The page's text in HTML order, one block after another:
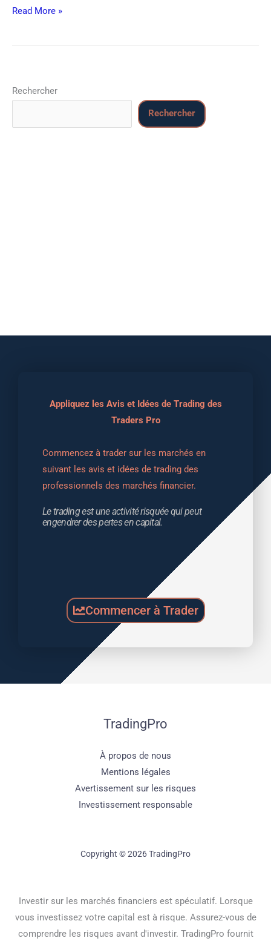
Read More »
Rechercher
Rechercher
Appliquez les Avis et Idées de Trading des
Traders Pro
Commencez à trader sur les marchés en
suivant les avis et idées de trading des
professionnels des marchés financier.
Le trading est une activité risquée qui peut
engendrer des pertes en capital.
Commencer à Trader
TradingPro
À propos de nous
Mentions légales
Avertissement sur les risques
Investissement responsable
Copyright © 2026 TradingPro
Investir sur les marchés financiers est spéculatif. Lorsque
vous investissez votre capital est à risque. Assurez-vous de
comprendre les risques avant d'investir. TradingPro fournit